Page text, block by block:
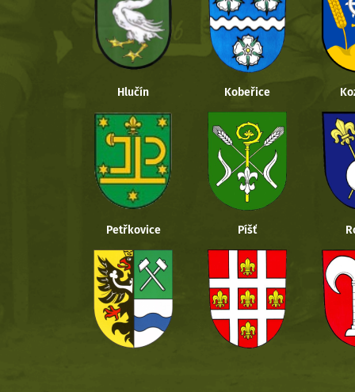
Hlučín Kobeřice
Petřkovice Píšť